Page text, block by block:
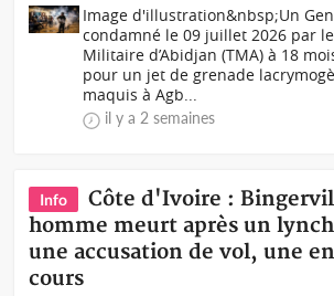
Image d'illustration&nbsp;Un
condamné le 09 juillet 2026 par
Militaire d’Abidjan (TMA) à 18
pour un jet de grenade
maquis à Agb...
il y a 2 semaines
Info
Côte d'Ivoire :
homme meurt après un
une accusation de vol, une
cours